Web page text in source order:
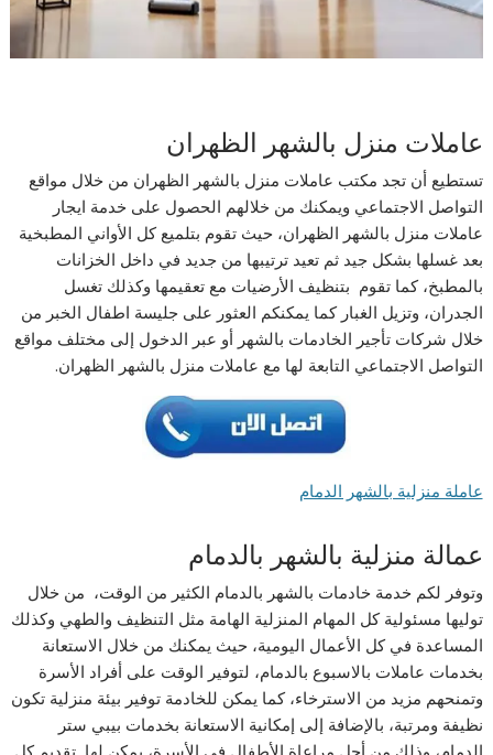
عاملات منزل بالشهر الظهران
تستطيع أن تجد مكتب عاملات منزل بالشهر الظهران من خلال مواقع
التواصل الاجتماعي ويمكنك من خلالهم الحصول على خدمة ايجار
عاملات منزل بالشهر الظهران، حيث تقوم بتلميع كل الأواني المطبخية
بعد غسلها بشكل جيد ثم تعيد ترتيبها من جديد في داخل الخزانات
بالمطبخ، كما تقوم بتنظيف الأرضيات مع تعقيمها وكذلك تغسل
الجدران، وتزيل الغبار كما يمكنكم العثور على جليسة اطفال الخبر من
خلال شركات تأجير الخادمات بالشهر أو عبر الدخول إلى مختلف مواقع
التواصل الاجتماعي التابعة لها مع عاملات منزل بالشهر الظهران.
عاملة منزلية بالشهر الدمام
عمالة منزلية بالشهر بالدمام
وتوفر لكم خدمة خادمات بالشهر بالدمام الكثير من الوقت، من خلال
توليها مسئولية كل المهام المنزلية الهامة مثل التنظيف والطهي وكذلك
المساعدة في كل الأعمال اليومية، حيث يمكنك من خلال الاستعانة
بخدمات عاملات بالاسبوع بالدمام، لتوفير الوقت على أفراد الأسرة
وتمنحهم مزيد من الاسترخاء، كما يمكن للخادمة توفير بيئة منزلية تكون
نظيفة ومرتبة، بالإضافة إلى إمكانية الاستعانة بخدمات بيبي ستر
الدمام، وذلك من أجل مراعاة الأطفال في الأسرة، يمكن لها تقديم كل